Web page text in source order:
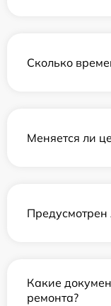
Сколько
Меняется ли
Предусмотрен
Какие
ремонта?